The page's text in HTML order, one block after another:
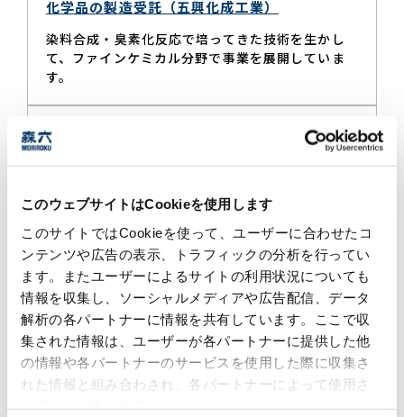
このウェブサイトはCookieを使用します
このサイトではCookieを使って、ユーザーに合わせたコ
ンテンツや広告の表示、トラフィックの分析を行ってい
ます。またユーザーによるサイトの利用状況についても
情報を収集し、ソーシャルメディアや広告配信、データ
解析の各パートナーに情報を共有しています。ここで収
集された情報は、ユーザーが各パートナーに提供した他
の情報や各パートナーのサービスを使用した際に収集さ
れた情報と組み合わされ、各パートナーによって使用さ
化学品の製造受託（五興化成工業）
染料合成・臭素化反応で培ってきた技術を生かし
て、ファインケミカル分野で事業を展開していま
す。
低温粉砕（アイ・エム・マテリアル）
液体窒素の冷熱（-196℃）を利用し、常温では粉
ています。
農業資材・農産物・食品原料販売（森六アグ
リ）
農業資材、農産物販売、農業用フィルム加工など
農業分野全般と食品分野で事業を展開していま
す。森六アグリでは、2022年からバイオスティミ
ュラント資材の取り扱いを開始し、アミノ酸やペ
プチド、有機酸、海藻、微生物などの資材を、農
作物、土壌、気候に合わせ提案しています。